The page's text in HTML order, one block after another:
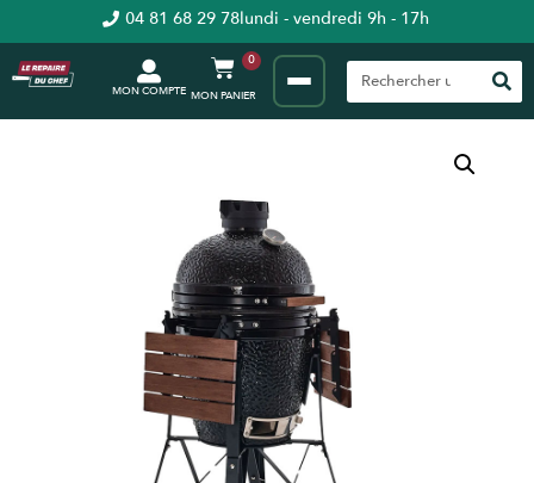
04 81 68 29 78lundi - vendredi 9h - 17h
MON COMPTE
0